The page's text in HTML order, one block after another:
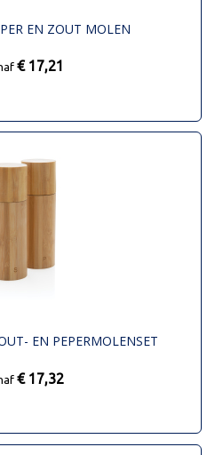
EN ZOUT MOLEN
€ 17,21
EN PEPERMOLENSET
€ 17,32